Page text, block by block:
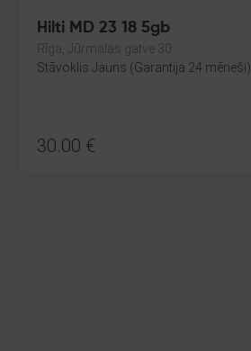
Hilti MD 23 18 5gb
Rīga, Jūrmalas gatve 30
Stāvoklis Jauns (Garantija 24 mēneši)
30.00 €